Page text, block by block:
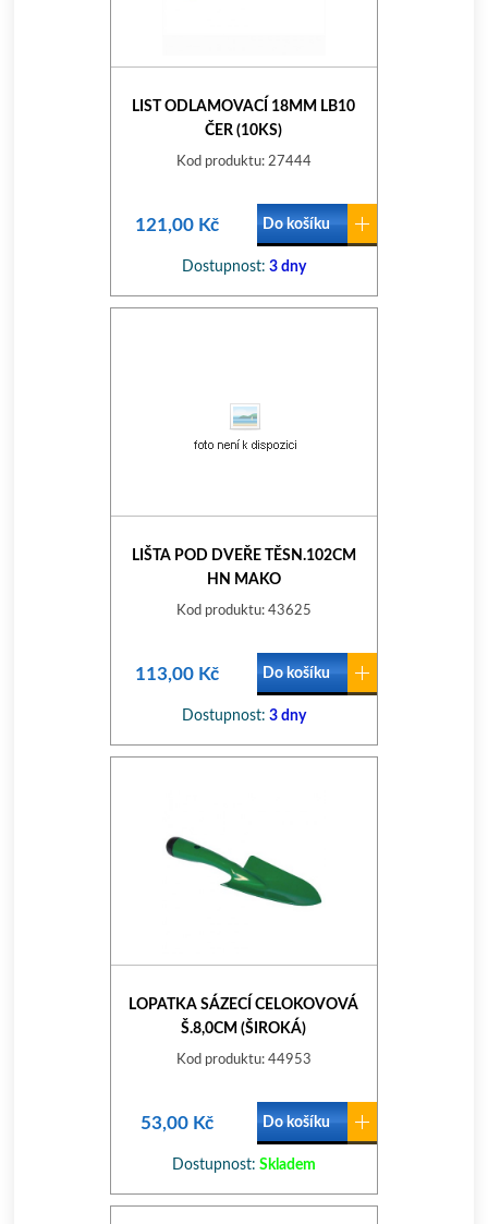
LIST ODLAMOVACÍ 18MM LB10
ČER (10KS)
Kod produktu: 27444
121,00 Kč Do košíku
Dostupnost: 3 dny
LIŠTA POD DVEŘE TĚSN.102CM
HN MAKO
Kod produktu: 43625
113,00 Kč Do košíku
Dostupnost: 3 dny
LOPATKA SÁZECÍ CELOKOVOVÁ
Š.8,0CM (ŠIROKÁ)
Kod produktu: 44953
53,00 Kč Do košíku
Dostupnost: Skladem